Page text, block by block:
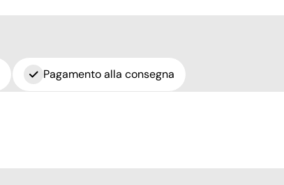
Pagamento alla consegna